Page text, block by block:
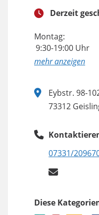
Derzeit
Montag:
9:30-19:00 Uhr
anzeigen
Eybstr. 98-
73312
07331/
Diese